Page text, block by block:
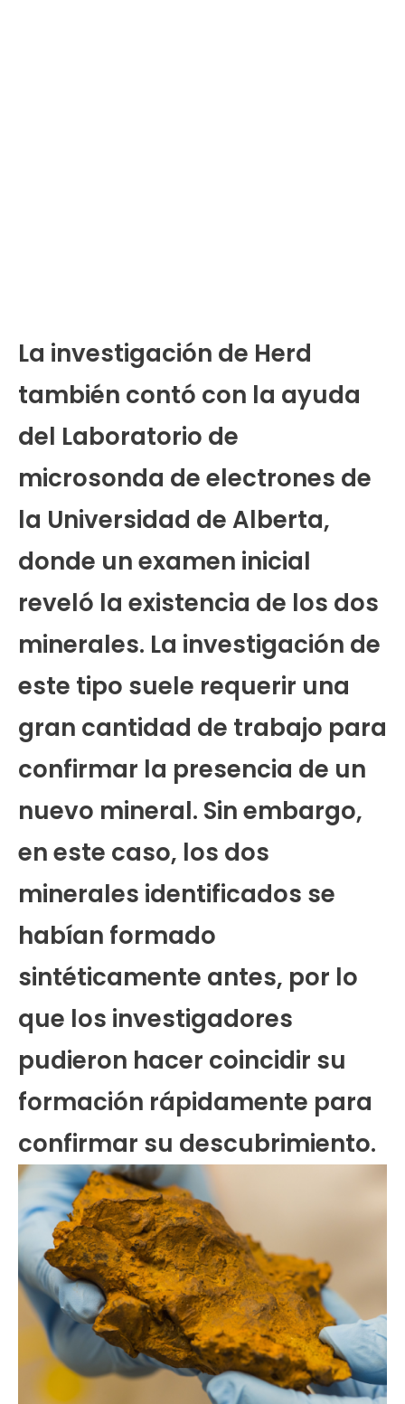
La investigación de Herd
también contó con la ayuda
del Laboratorio de
microsonda de electrones de
la Universidad de Alberta,
donde un examen inicial
reveló la existencia de los dos
minerales. La investigación de
este tipo suele requerir una
gran cantidad de trabajo para
confirmar la presencia de un
nuevo mineral. Sin embargo,
en este caso, los dos
minerales identificados se
habían formado
sintéticamente antes, por lo
que los investigadores
pudieron hacer coincidir su
formación rápidamente para
confirmar su descubrimiento.